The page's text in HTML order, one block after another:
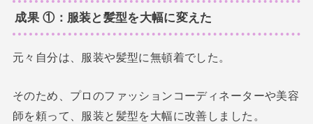
成果 ①：服装と髪型を大幅に変えた
元々自分は、服装や髪型に無頓着でした。
そのため、プロのファッションコーディネーターや美容
師を頼って、服装と髪型を大幅に改善しました。